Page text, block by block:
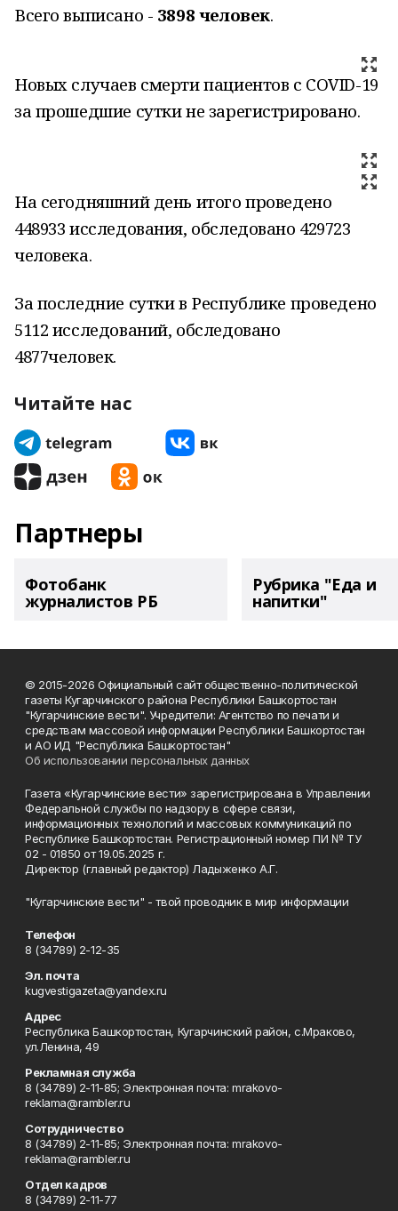
Всего выписано - 3898 человек.
Новых случаев смерти пациентов с COVID-19
за прошедшие сутки не зарегистрировано.
На сегодняшний день итого проведено
448933 исследования, обследовано 429723
человека.
За последние сутки в Республике проведено
5112 исследований, обследовано
4877человек.
Читайте нас
Партнеры
Фотобанк
журналистов РБ
Рубрика "Еда и
напитки"
© 2015-2026 Официальный сайт общественно-политической
газеты Кугарчинского района Республики Башкортостан
"Кугарчинские вести". Учредители: Агентство по печати и
средствам массовой информации Республики Башкортостан
и АО ИД "Республика Башкортостан"
Об использовании персональных данных
Газета «Кугарчинские вести» зарегистрирована в Управлении
Федеральной службы по надзору в сфере связи,
информационных технологий и массовых коммуникаций по
Республике Башкортостан. Регистрационный номер ПИ № ТУ
02 - 01850 от 19.05.2025 г.
Директор (главный редактор) Ладыженко А.Г.
"Кугарчинские вести" - твой проводник в мир информации
Телефон
8 (34789) 2-12-35
Эл. почта
kugvestigazeta@yandex.ru
Адрес
Республика Башкортостан, Кугарчинский район, с.Мраково,
ул.Ленина, 49
Рекламная служба
8 (34789) 2-11-85; Электронная почта: mrakovo-
reklama@rambler.ru
Сотрудничество
8 (34789) 2-11-85; Электронная почта: mrakovo-
reklama@rambler.ru
Отдел кадров
8 (34789) 2-11-77